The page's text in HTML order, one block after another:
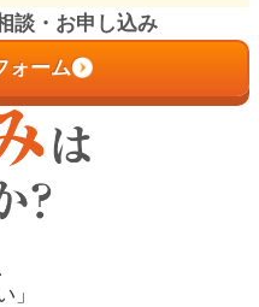
談・お申し込み
ォーム
」